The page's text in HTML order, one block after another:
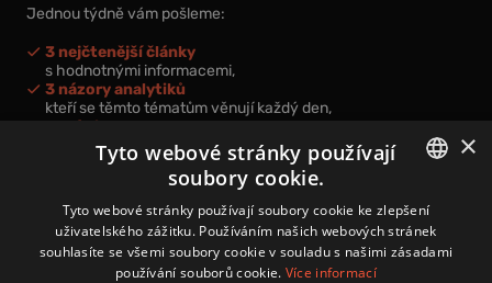
Jednou týdně vám pošleme:
3 nejčtenější články
s hodnotnými informacemi,
3 názory analytiků
kteří se těmto tématům věnují každý den,
nová videa a podcasty
k prohloubení vašich znalostí.
Přihlášením k newsletteru vyjadřujete svůj souhlas spodmínkami
zpracování osobních údajů.
CZECH
×
Tyto webové stránky používají
soubory cookie.
Tyto webové stránky používají soubory cookie ke zlepšení
uživatelského zážitku. Používáním našich webových stránek
souhlasíte se všemi soubory cookie v souladu s našimi zásadami
používání souborů cookie. Více informací